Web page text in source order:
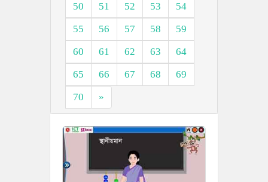
50
51 52 53
54
55
56 57 58
59
60
61 62 63
64
65
66 67 68
69
70
»